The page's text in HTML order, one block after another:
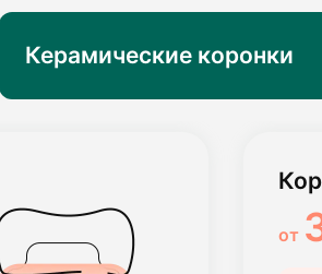
Керамические коронки
от